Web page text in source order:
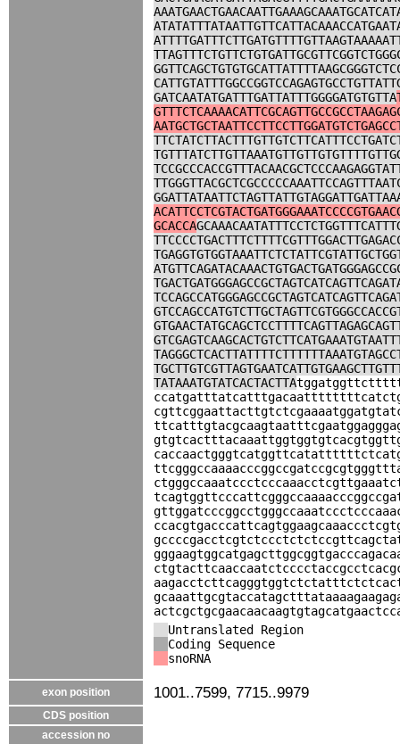
GATCAATATGATTTGATTATTTGGGGATGTGTTA
GCACCA
TATAAATGTATCACTACTTA
Untranslated Region
Coding Sequence
snoRNA
exon position 1001..7599, 7715..9979
CDS position
accession no